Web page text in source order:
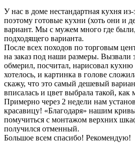
У нас в доме нестандартная кухня
поэтому готовые кухни (хоть они и
вариант. Мы с мужем много где
подходящего варианта.
После всех походов по торговым
на заказ под наши размеры. Вызвали
обмерил, посчитал, нарисовал
хотелось, и картинка в голове
скажу, что это самый дешевый
вписалась и цвет выбрала такой, как
Примерно через 2 недели нам
красавицу! «Благодаря» нашим
помучиться с монтажом верхних
получился отменный.
Большое всем спасибо! Рекомендую!